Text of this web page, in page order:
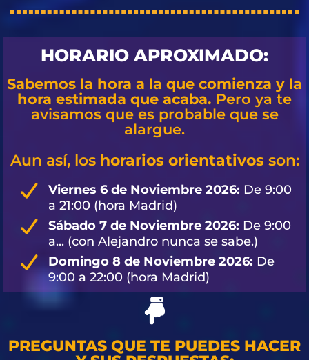
HORARIO APROXIMADO:
Sabemos la hora a la que comienza y la
hora estimada que acaba. Pero ya te
avisamos que es probable que se
alargue.
Aun así, los horarios orientativos son:
Viernes 6 de Noviembre 2026: De 9:00
a 21:00 (hora Madrid)
Sábado 7 de Noviembre 2026: De 9:00
a... (con Alejandro nunca se sabe.)
Domingo 8 de Noviembre 2026: De
9:00 a 22:00 (hora Madrid)
PREGUNTAS QUE TE PUEDES HACER